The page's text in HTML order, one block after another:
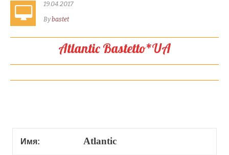
19.04.2017
Bybastet
Atlantic Bastetto*UA
Имя: Atlantic